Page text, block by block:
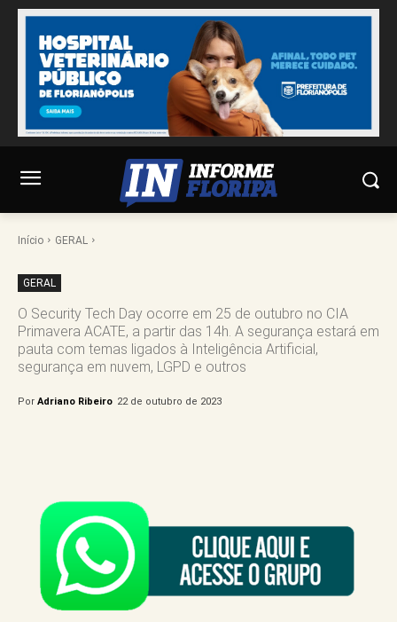
Início GERAL
GERAL
O Security Tech Day ocorre em 25 de outubro no CIA
Primavera ACATE, a partir das 14h. A segurança estará em
pauta com temas ligados à Inteligência Artificial,
segurança em nuvem, LGPD e outros
Por Adriano Ribeiro 22 de outubro de 2023